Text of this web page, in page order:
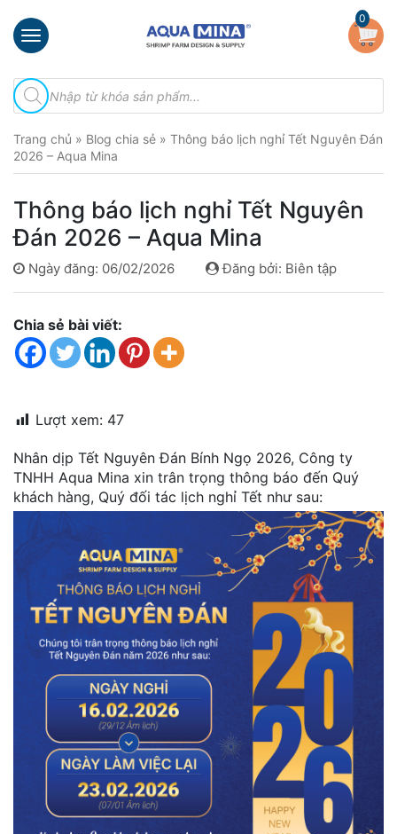
×
chủ
thiệu
Sản
Đầu
Phun
Vi
Ventek
Hướng
đặt
Quy
định
Blog
chia
sẻ
0
Tìm
kiếm
sản
Trang chủ » Blog chia sẻ » Thông báo lịch nghỉ Tết Nguyên Đán
2026 – Aqua Mina
Thông báo lịch nghỉ Tết Nguyên
Đán 2026 – Aqua Mina
Ngày đăng: 06/02/2026 Đăng bởi: Biên tập
Chia sẻ bài viết:
Lượt xem: 47
Nhân dịp Tết Nguyên Đán Bính Ngọ 2026, Công ty
TNHH Aqua Mina xin trân trọng thông báo đến Quý
khách hàng, Quý đối tác lịch nghỉ Tết như sau: